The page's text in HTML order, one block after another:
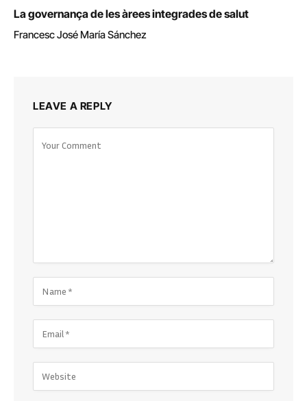
La governança de les àrees integrades de salut
Francesc José María Sánchez
LEAVE A REPLY